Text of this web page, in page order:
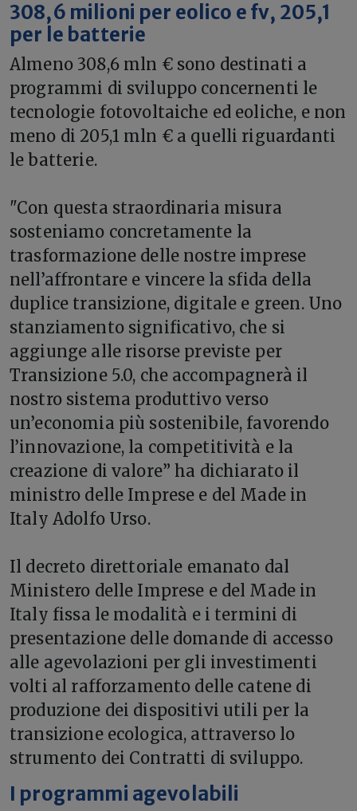
308,6 milioni per eolico e fv, 205,1
per le batterie
Almeno 308,6 mln € sono destinati a
programmi di sviluppo concernenti le
tecnologie fotovoltaiche ed eoliche, e non
meno di 205,1 mln € a quelli riguardanti
le batterie.
"Con questa straordinaria misura
sosteniamo concretamente la
trasformazione delle nostre imprese
nell’affrontare e vincere la sfida della
duplice transizione, digitale e green. Uno
stanziamento significativo, che si
aggiunge alle risorse previste per
Transizione 5.0, che accompagnerà il
nostro sistema produttivo verso
un’economia più sostenibile, favorendo
l’innovazione, la competitività e la
creazione di valore” ha dichiarato il
ministro delle Imprese e del Made in
Italy Adolfo Urso.
Il decreto direttoriale emanato dal
Ministero delle Imprese e del Made in
Italy fissa le modalità e i termini di
presentazione delle domande di accesso
alle agevolazioni per gli investimenti
volti al rafforzamento delle catene di
produzione dei dispositivi utili per la
transizione ecologica, attraverso lo
strumento dei Contratti di sviluppo.
I programmi agevolabili